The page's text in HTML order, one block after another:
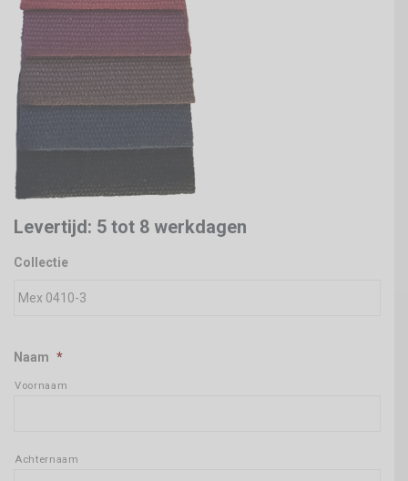
Levertijd: 5 tot 8 werkdagen
Collectie
Naam *
Voornaam
Achternaam